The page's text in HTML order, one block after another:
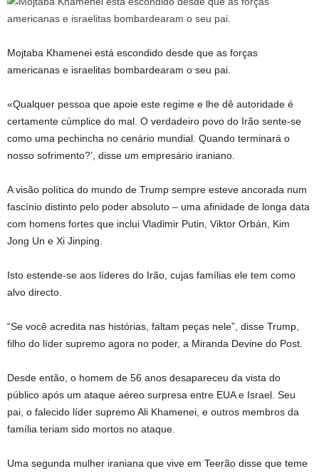
Mojtaba Khamenei está escondido desde que as forças
americanas e israelitas bombardearam o seu pai.
«Qualquer pessoa que apoie este regime e lhe dê autoridade é
certamente cúmplice do mal. O verdadeiro povo do Irão sente-se
como uma pechincha no cenário mundial. Quando terminará o
nosso sofrimento?’, disse um empresário iraniano.
A visão política do mundo de Trump sempre esteve ancorada num
fascínio distinto pelo poder absoluto – uma afinidade de longa data
com homens fortes que inclui Vladimir Putin, Viktor Orbán, Kim
Jong Un e Xi Jinping.
Isto estende-se aos líderes do Irão, cujas famílias ele tem como
alvo directo.
“Se você acredita nas histórias, faltam peças nele”, disse Trump,
filho do líder supremo agora no poder, a Miranda Devine do Post.
Desde então, o homem de 56 anos desapareceu da vista do
público após um ataque aéreo surpresa entre EUA e Israel. Seu
pai, o falecido líder supremo Ali Khamenei, e outros membros da
família teriam sido mortos no ataque.
Uma segunda mulher iraniana que vive em Teerão disse que teme